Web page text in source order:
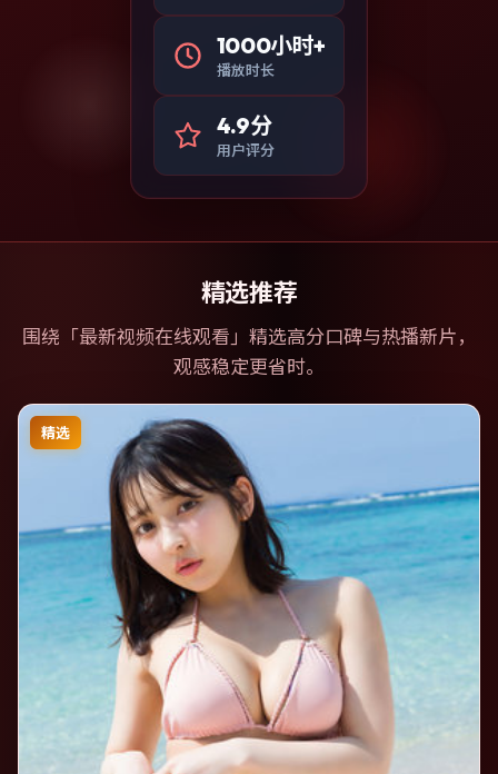
1000小时+
播放时长
4.9分
用户评分
精选推荐
围绕「最新视频在线观看 」精选高分口碑与热播新片，
观感稳定更省时。
精选